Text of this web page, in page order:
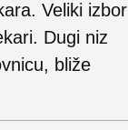
Veliki izbor
Dugi niz
bliže